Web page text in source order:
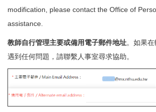
modification, please contact the Office of
assistance.
教師自行管理主要或備用電子郵件地址。如果
遇到任何問題，請聯繫人事室尋求協助。